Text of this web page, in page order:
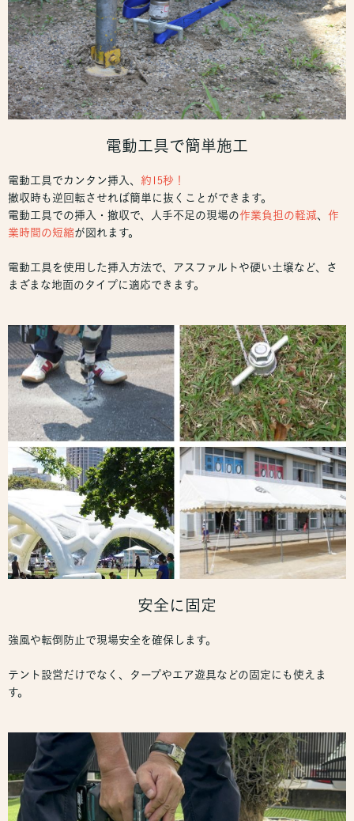
電動工具で簡単施工
電動工具でカンタン挿入、 約15秒！
撤収時も逆回転させれば簡単に抜くことができます。
電動工具での挿入・撤収で、人手不足の現場の作業負担の軽減、 作
業時間の短縮が図れます。
電動工具を使用した挿入方法で、アスファルトや硬い土壌など、さ
まざまな地面のタイプに適応できます。
安全に固定
強風や転倒防止で現場安全を確保します。
テント設営だけでなく、タープやエア遊具などの固定にも使えま
す。